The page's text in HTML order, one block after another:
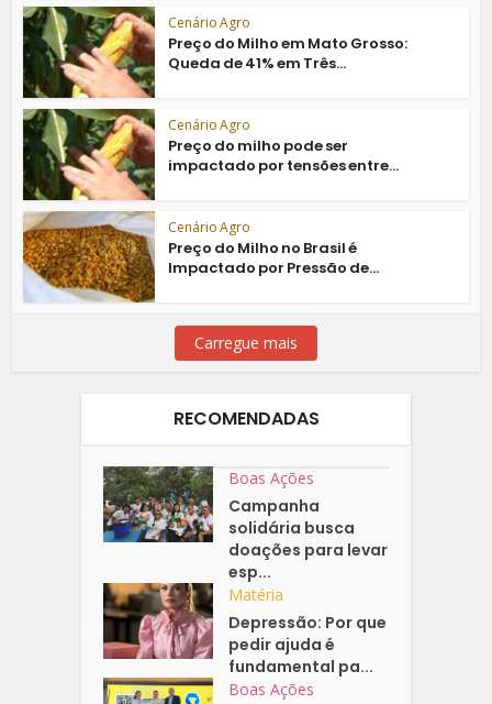
Cenário Agro
Preço do Milho em Mato Grosso:
Queda de 41% em Três...
Cenário Agro
Preço do milho pode ser
impactado por tensões entre...
Cenário Agro
Preço do Milho no Brasil é
Impactado por Pressão de...
Carregue mais
RECOMENDADAS
Boas Ações
Campanha
solidária busca
doações para levar
esp...
Matéria
Depressão: Por que
pedir ajuda é
fundamental pa...
Boas Ações